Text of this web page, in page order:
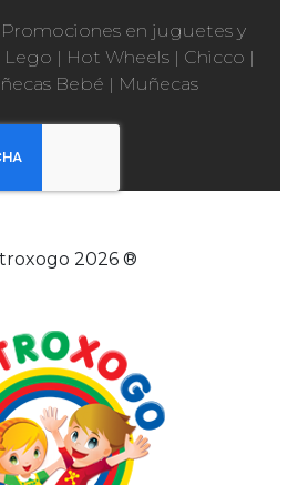
Promociones en juguetes y
Lego | Hot Wheels | Chicco |
Bebé | Muñecas
2026 ®